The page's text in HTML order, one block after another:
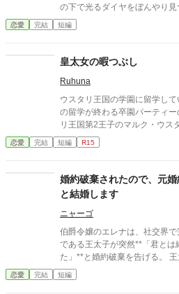
の下で光るダイヤをぼんやり
やっと終わったような気がし
見下ろし、まるで似合わない品
を失った。 景人はそのまま私の指先を取ると、さっきはめたば
の上で冷たく光っていた。 「この指輪、瑠奈の手にあったほうが
似合うと思う」 私は手を引き戻し、信じられない思いで彼を見
た。 「どういう意味？ 瑠奈と結婚するつもりなの？」 景人は
目を伏せ、指輪の縁を指先で
ない。ただ、会えない時間が
恋愛 完結 短編
皇太女の暇つぶし
Ruhuna
ウスタリ王国の学園に留学し
の留学が終わる卒園パーティ
リ王国第2王子のマルク・ウス
た。 「貴方とは婚約した覚えはありませんが？」 ＊よくある婚約
破棄ものです ＊初投稿なので
恋愛 完結 短編 R15
婚約破棄されたので、元婚
と結婚します
ニャーゴ
伯爵令嬢のエレナは、社交界
である王太子が突然**「君と
た」**と婚約破棄を告げる。
して庶民出身の美少女が。 「
エレナは内心で呆れるが、王家
恋愛 完結 短編